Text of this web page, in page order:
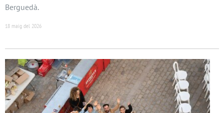
Berguedà.
18 maig del 2026